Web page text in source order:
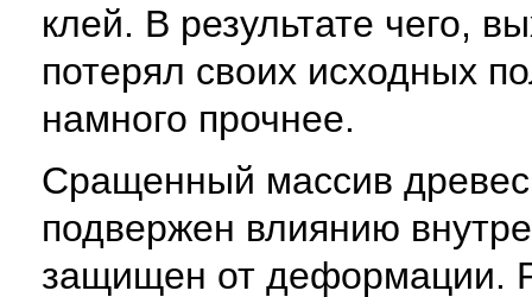
клей. В результате чего,
потерял своих исходных
намного прочнее.
Сращенный массив
подвержен влиянию
защищен от деформации.